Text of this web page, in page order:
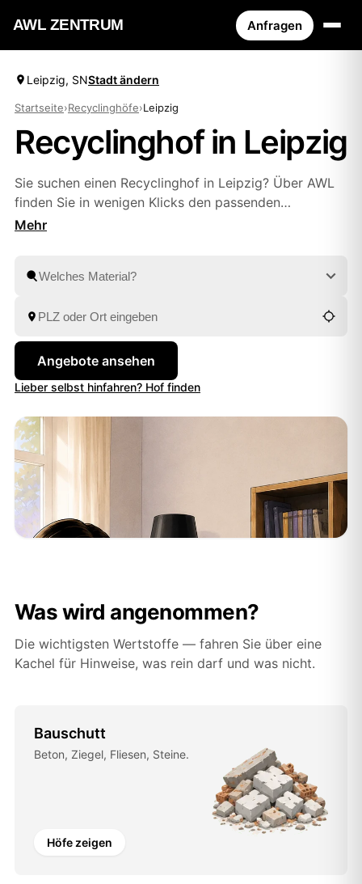
AWL ZENTRUM Anfragen
Leipzig, SNStadt ändern
Startseite›Recyclinghöfe›Leipzig
Recyclinghof in Leipzig
Sie suchen einen Recyclinghof in Leipzig? Über AWL
finden Sie in wenigen Klicks den passenden
Wertstoffhof in Ihrer Nähe – mit Adresse und
HalleundHalle (Saale)
Festpreis-Angebote in Ruhe.
Angebote ansehen
Lieber selbst hinfahren? Hof finden
Was wird angenommen?
Die wichtigsten Wertstoffe — fahren Sie über eine
Kachel für Hinweise, was rein darf und was nicht.
Bauschutt
Beton, Ziegel, Fliesen, Steine.
Höfe zeigen